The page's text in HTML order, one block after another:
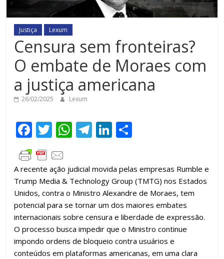
Justiça Lexum
Censura sem fronteiras?
O embate de Moraes com
a justiça americana
26/02/2025 Lexum
F
ac
e
b
o
o
k
T
w
itt
er
W
at
s
A
p
p
T
gr
a
m
Li
k
e
dI
n
p
ar
til
h
ar
A recente ação judicial movida pelas empresas Rumble e
Trump Media & Technology Group (TMTG) nos Estados
Unidos, contra o Ministro Alexandre de Moraes, tem
potencial para se tornar um dos maiores embates
internacionais sobre censura e liberdade de expressão.
O processo busca impedir que o Ministro continue
impondo ordens de bloqueio contra usuários e
conteúdos em plataformas americanas, em uma clara